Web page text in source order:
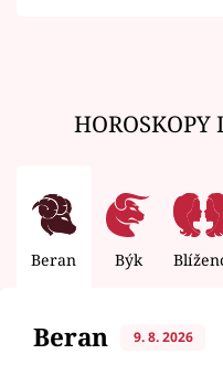
HOROSKOPY
Beran Býk
Beran 9. 8. 2026